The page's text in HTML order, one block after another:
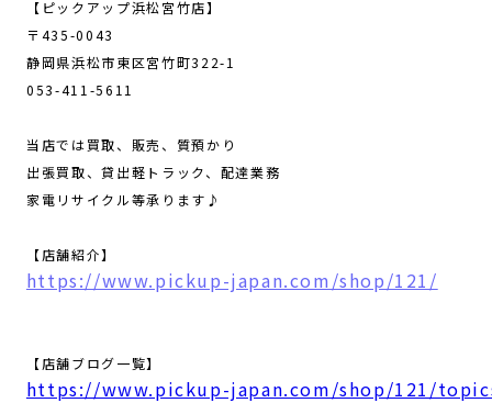
【ピックアップ浜松宮竹店】
〒435-0043
静岡県浜松市東区宮竹町322-1
053-411-5611
当店では買取、販売、質預かり
出張買取、貸出軽トラック、配達業務
家電リサイクル等承ります♪
【店舗紹介】
https://www.pickup-japan.com/shop/121/
【店舗ブログ一覧】
https://www.pickup-japan.com/shop/121/